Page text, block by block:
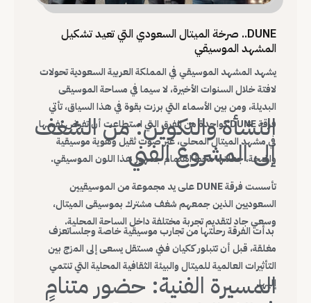
DUNE.. صرخة الميتال السعودي التي تعيد تشكيل
المشهد الموسيقي
يشهد المشهد الموسيقي في المملكة العربية السعودية تحولات
لافتة خلال السنوات الأخيرة، لا سيما في مساحة الموسيقى
البديلة، ومن بين الأسماء التي برزت بقوة في هذا السياق، تأتي
فرقة DUNE كواحدة من الفرق التي استطاعت أن تفرض نفسها
في مشهد الميتال المحلي، عبر صوت ثقيل وهوية موسيقية
واضحة، جعلتها محط اهتمام جمهور هذا اللون الموسيقي.
النشأة والتكوين: من الشغف
إلى المشروع الفني
تأسست فرقة DUNE على يد مجموعة من الموسيقيين
السعوديين الذين جمعهم شغف مشترك بموسيقى الميتال،
وسعي جاد لتقديم تجربة مختلفة داخل الساحة المحلية.
بدأت الفرقة رحلتها من تجارب موسيقية خاصة وجلساتعزف
مغلقة، قبل أن تتبلور ككيان فني مستقل يسعى إلى المزج بين
التأثيرات العالمية للميتال والبيئة الثقافية المحلية التي تنتمي
إليها.
المسيرة الفنية: حضور متنامٍ